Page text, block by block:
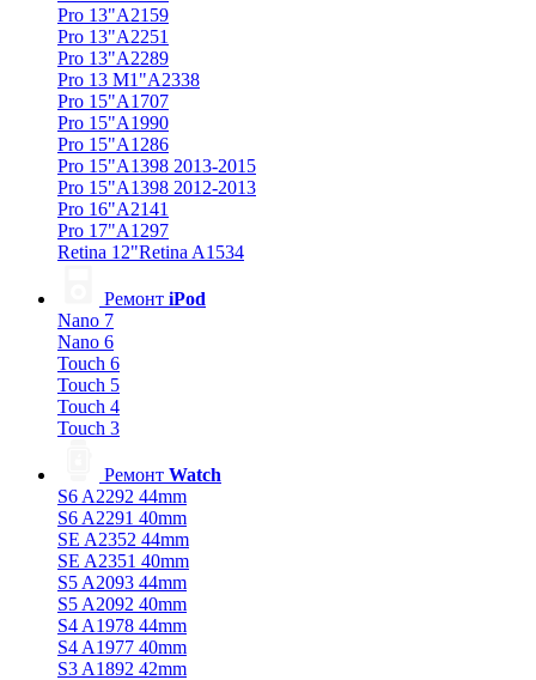
Pro 13"A2159
Pro 13"A2251
Pro 13"A2289
Pro 13 M1"A2338
Pro 15"A1707
Pro 15"A1990
Pro 15"A1286
Pro 15"A1398 2013-2015
Pro 15"A1398 2012-2013
Pro 16"A2141
Pro 17"A1297
Retina 12"Retina A1534
Ремонт iPod
Nano 7
Nano 6
Touch 6
Touch 5
Touch 4
Touch 3
Ремонт Watch
S6 A2292 44mm
S6 A2291 40mm
SE A2352 44mm
SE A2351 40mm
S5 A2093 44mm
S5 A2092 40mm
S4 A1978 44mm
S4 A1977 40mm
S3 A1892 42mm